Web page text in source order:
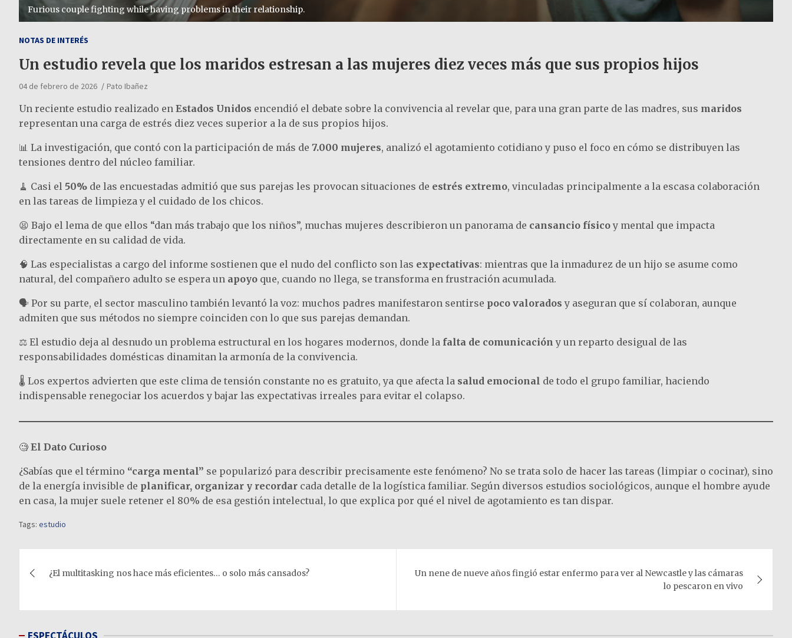
Furious couple fighting while having problems in their relationship.
NOTAS DE INTERÉS
Un estudio revela que los maridos estresan a las mujeres diez veces más que sus propios hijos
04 de febrero de 2026 Pato Ibañez
Un reciente estudio realizado en Estados Unidos encendió el debate sobre la convivencia al revelar que, para una gran parte de las madres, sus maridos
representan una carga de estrés diez veces superior a la de sus propios hijos.
📊 La investigación, que contó con la participación de más de 7.000 mujeres, analizó el agotamiento cotidiano y puso el foco en cómo se distribuyen las
tensiones dentro del núcleo familiar.
🧹 Casi el 50% de las encuestadas admitió que sus parejas les provocan situaciones de estrés extremo, vinculadas principalmente a la escasa colaboración
en las tareas de limpieza y el cuidado de los chicos.
😫 Bajo el lema de que ellos “dan más trabajo que los niños”, muchas mujeres describieron un panorama de cansancio físicoy mental que impacta
directamente en su calidad de vida.
🧠 Las especialistas a cargo del informe sostienen que el nudo del conflicto son las expectativas: mientras que la inmadurez de un hijo se asume como
natural, del compañero adulto se espera un apoyo que, cuando no llega, se transforma en frustración acumulada.
🗣️ Por su parte, el sector masculino también levantó la voz: muchos padres manifestaron sentirse poco valorados y aseguran que sí colaboran, aunque
admiten que sus métodos no siempre coinciden con lo que sus parejas demandan.
⚖️ El estudio deja al desnudo un problema estructural en los hogares modernos, donde la falta de comunicación y un reparto desigual de las
responsabilidades domésticas dinamitan la armonía de la convivencia.
🌡️ Los expertos advierten que este clima de tensión constante no es gratuito, ya que afecta la salud emocional de todo el grupo familiar, haciendo
indispensable renegociar los acuerdos y bajar las expectativas irreales para evitar el colapso.
🧐 El Dato Curioso
¿Sabías que el término “carga mental” se popularizó para describir precisamente este fenómeno? No se trata solo de hacer las tareas (limpiar o cocinar), sino
de la energía invisible de planificar, organizar y recordar cada detalle de la logística familiar. Según diversos estudios sociológicos, aunque el hombre ayude
en casa, la mujer suele retener el 80% de esa gestión intelectual, lo que explica por qué el nivel de agotamiento es tan dispar.
Tags: estudio
de
entradas
¿El multitasking nos hace más eficientes… o solo más cansados?
Un nene de nueve años fingió estar enfermo para ver al Newcastle y las cámaras
lo pescaron en vivo